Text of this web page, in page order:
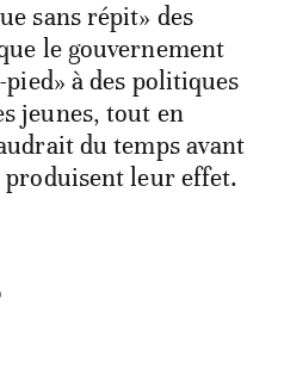
sans répit» des
le gouvernement
à des politiques
jeunes, tout en
du temps avant
produisent leur effet.